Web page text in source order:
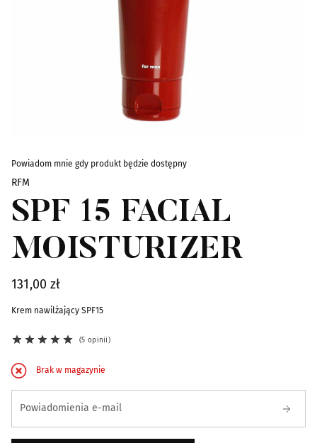
Powiadom mnie gdy produkt będzie dostępny
RFM
SPF 15 FACIAL
MOISTURIZER
131,00 zł
Krem nawilżający SPF15
5 opinii
Brak w magazynie
Zapisz się na powiadomienie o dostępności
Powiadomienia e-mail